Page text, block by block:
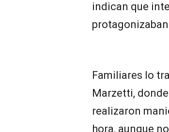
indican que
Familiares lo
Marzetti,
realizaron
hora, aunque